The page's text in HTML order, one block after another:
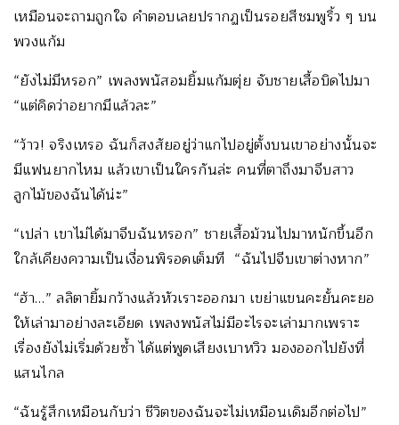
เหมือนจะถามถูกใจ คำตอบเลยปรากฏเป็นรอยสีชมพูริ้ว ๆ บน
พวงแก้ม
“ยังไม่มีหรอก” เพลงพนัสอมยิ้มแก้มตุ่ย จับชายเสื้อบิดไปมา
“แต่คิดว่าอยากมีแล้วละ”
“ว้าว! จริงเหรอ ฉันก็สงสัยอยู่ว่าแกไปอยู่ตั้งบนเขาอย่างนั้นจะ
มีแฟนยากไหม แล้วเขาเป็นใครกันล่ะ คนที่ตาถึงมาจีบสาว
ลูกไม้ของฉันได้น่ะ”
“เปล่า เขาไม่ได้มาจีบฉันหรอก” ชายเสื้อม้วนไปมาหนักขึ้นอีก
ใกล้เคียงความเป็นเงื่อนพิรอดเต็มที “ฉันไปจีบเขาต่างหาก”
“ฮ้า…” ลลิตายิ้มกว้างแล้วหัวเราะออกมา เขย่าแขนคะยั้นคะยอ
ให้เล่ามาอย่างละเอียด เพลงพนัสไม่มีอะไรจะเล่ามากเพราะ
เรื่องยังไม่เริ่มด้วยซ้ำ ได้แต่พูดเสียงเบาหวิว มองออกไปยังที่
แสนไกล
“ฉันรู้สึกเหมือนกับว่า ชีวิตของฉันจะไม่เหมือนเดิมอีกต่อไป”